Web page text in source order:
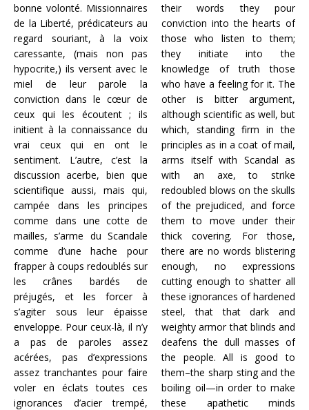
bonne volonté. Missionnaires
de la Liberté, prédicateurs au
regard souriant, à la voix
caressante, (mais non pas
hypocrite,) ils versent avec le
miel de leur parole la
conviction dans le cœur de
ceux qui les écoutent ; ils
initient à la connaissance du
vrai ceux qui en ont le
sentiment. L’autre, c’est la
discussion acerbe, bien que
scientifique aussi, mais qui,
campée dans les principes
comme dans une cotte de
mailles, s’arme du Scandale
comme d’une hache pour
frapper à coups redoublés sur
les crânes bardés de
préjugés, et les forcer à
s’agiter sous leur épaisse
enveloppe. Pour ceux-là, il n’y
a pas de paroles assez
acérées, pas d’expressions
assez tranchantes pour faire
voler en éclats toutes ces
ignorances d’acier trempé,
their words they pour
conviction into the hearts of
those who listen to them;
they initiate into the
knowledge of truth those
who have a feeling for it. The
other is bitter argument,
although scientific as well, but
which, standing firm in the
principles as in a coat of mail,
arms itself with Scandal as
with an axe, to strike
redoubled blows on the skulls
of the prejudiced, and force
them to move under their
thick covering. For those,
there are no words blistering
enough, no expressions
cutting enough to shatter all
these ignorances of hardened
steel, that that dark and
weighty armor that blinds and
deafens the dull masses of
the people. All is good to
them–the sharp sting and the
boiling oil—in order to make
these apathetic minds